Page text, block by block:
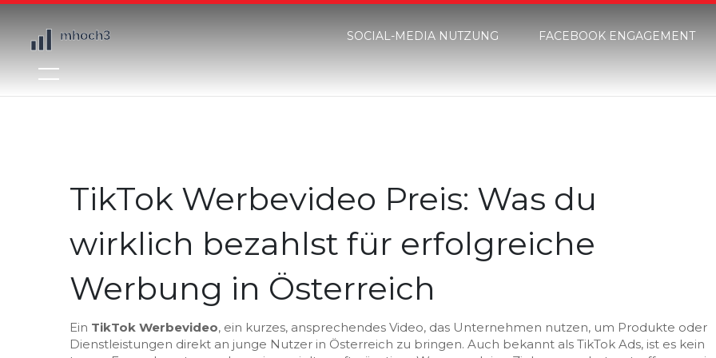
SOCIAL-MEDIA NUTZUNG FACEBOOK ENGAGEMENT
TikTok Werbevideo Preis: Was du
wirklich bezahlst für erfolgreiche
Werbung in Österreich
Ein TikTok Werbevideo, ein kurzes, ansprechendes Video, das Unternehmen nutzen, um Produkte oder
Dienstleistungen direkt an junge Nutzer in Österreich zu bringen. Auch bekannt als TikTok Ads, ist es kein